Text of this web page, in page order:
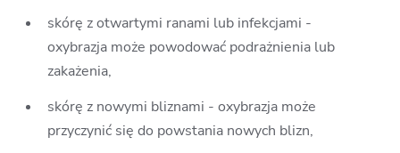
skórę z otwartymi ranami lub infekcjami -
oxybrazja może powodować podrażnienia lub
zakażenia,
skórę z nowymi bliznami - oxybrazja może
przyczynić się do powstania nowych blizn,